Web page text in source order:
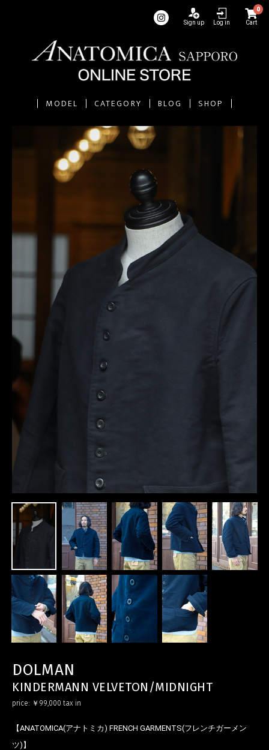
Sign up Log in
0
Cart
MODEL CATEGORY BLOG SHOP
DOLMAN
KINDERMANN VELVETON/MIDNIGHT
price: ￥99,000 tax in
【ANATOMICA(アナトミカ) FRENCH GARMENTS(フレンチガーメン
ツ)】